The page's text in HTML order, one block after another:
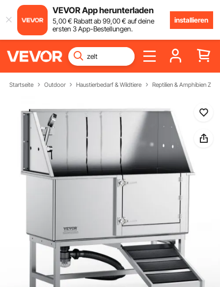
VEVOR App herunterladen
5,00€ Rabatt ab99,00€ auf deine
ersten 3 App-Bestellungen.
installieren
Startseite Outdoor Haustierbedarf & Wildtiere Reptilien & Amphibien